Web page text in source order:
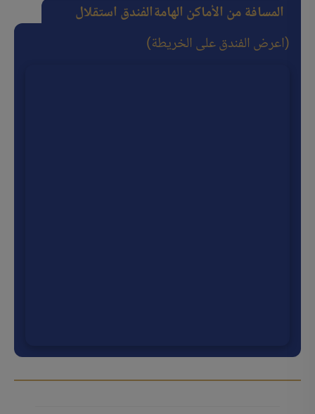
المسافة من الأماكن الهامةالفندق استقلال
(اعرض الفندق على الخريطة)